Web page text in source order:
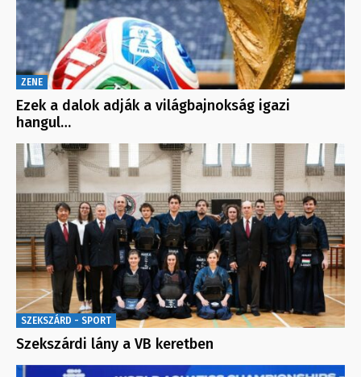
ZENE
Ezek a dalok adják a világbajnokság igazi
hangul…
SZEKSZÁRD - SPORT
Szekszárdi lány a VB keretben